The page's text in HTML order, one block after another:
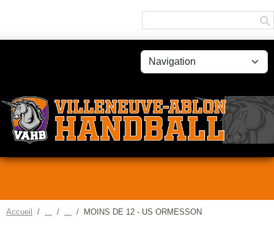
Accueil MOINS DE 12 - US ORMESSON